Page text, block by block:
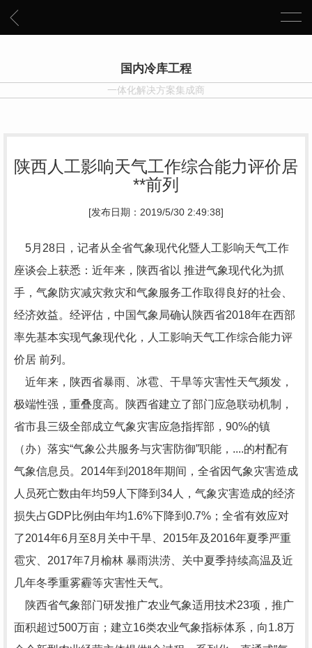
国内冷库工程
一体化解决方案集成商
陕西人工影响天气工作综合能力评价居
**前列
[发布日期：2019/5/30 2:49:38]
5月28日，记者从全省气象现代化暨人工影响天气工作
座谈会上获悉：近年来，陕西省以 推进气象现代化为抓
手，气象防灾减灾救灾和气象服务工作取得良好的社会、
经济效益。经评估，中国气象局确认陕西省2018年在西部
率先基本实现气象现代化，人工影响天气工作综合能力评
价居 前列。
近年来，陕西省暴雨、冰雹、干旱等灾害性天气频发，
极端性强，重叠度高。陕西省建立了部门应急联动机制，
省市县三级全部成立气象灾害应急指挥部，90%的镇
（办）落实“气象公共服务与灾害防御”职能，....的村配有
气象信息员。2014年到2018年期间，全省因气象灾害造成
人员死亡数由年均59人下降到34人，气象灾害造成的经济
损失占GDP比例由年均1.6%下降到0.7%；全省有效应对
了2014年6月至8月关中干旱、2015年及2016年夏季严重
雹灾、2017年7月榆林 暴雨洪涝、关中夏季持续高温及近
几年冬季重雾霾等灾害性天气。
陕西省气象部门研发推广农业气象适用技术23项，推广
面积超过500万亩；建立16类农业气象指标体系，向1.8万